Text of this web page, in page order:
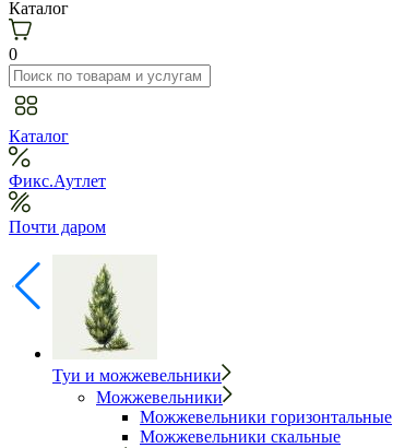
Каталог
0
Каталог
Фикс.Аутлет
Почти даром
Туи и можжевельники
Можжевельники
Можжевельники горизонтальные
Можжевельники скальные